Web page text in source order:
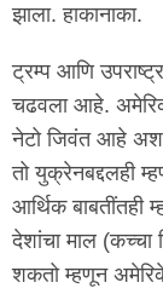
झाला. हाकानाका.
ट्रम्प आणि
चढवला आहे.
नेटो जिवंत आहे
तो युक्रेनबद्दलही
आर्थिक
देशांचा माल
शकतो म्हणून